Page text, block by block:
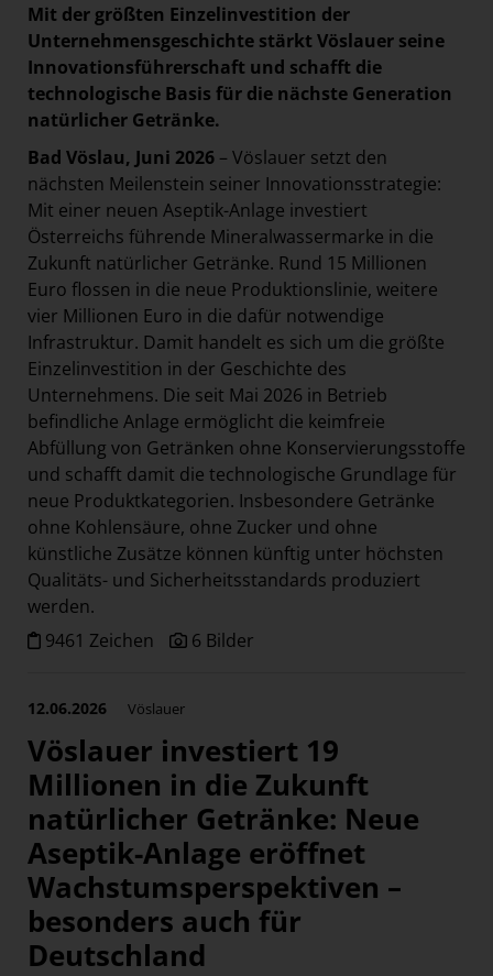
Mit der größten Einzelinvestition der
Unternehmensgeschichte stärkt Vöslauer seine
Innovationsführerschaft und schafft die
technologische Basis für die nächste Generation
natürlicher Getränke.
Bad Vöslau, Juni 2026 – Vöslauer setzt den
nächsten Meilenstein seiner Innovationsstrategie:
Mit einer neuen Aseptik-Anlage investiert
Österreichs führende Mineralwassermarke in die
Zukunft natürlicher Getränke. Rund 15 Millionen
Euro flossen in die neue Produktionslinie, weitere
vier Millionen Euro in die dafür notwendige
Infrastruktur. Damit handelt es sich um die größte
Einzelinvestition in der Geschichte des
Unternehmens. Die seit Mai 2026 in Betrieb
befindliche Anlage ermöglicht die keimfreie
Abfüllung von Getränken ohne Konservierungsstoffe
und schafft damit die technologische Grundlage für
neue Produktkategorien. Insbesondere Getränke
ohne Kohlensäure, ohne Zucker und ohne
künstliche Zusätze können künftig unter höchsten
Qualitäts- und Sicherheitsstandards produziert
werden.
9461 Zeichen
6 Bilder
12.06.2026 Vöslauer
Vöslauer investiert 19
Millionen in die Zukunft
natürlicher Getränke: Neue
Aseptik-Anlage eröffnet
Wachstumsperspektiven –
besonders auch für
Deutschland